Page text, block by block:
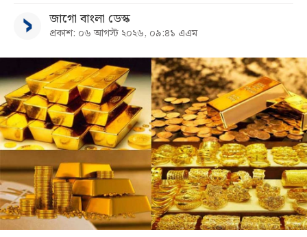
জাগো বাংলা ডেস্ক
প্রকাশ: ০৬ আগস্ট ২০২৬, ০৯:৪১ এএম